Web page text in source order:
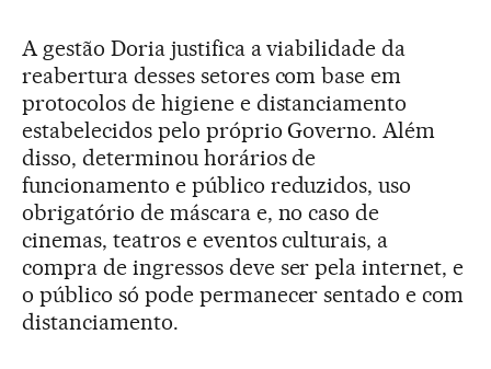
A gestão Doria justifica a viabilidade da
reabertura desses setores com base em
protocolos de higiene e distanciamento
estabelecidos pelo próprio Governo. Além
disso, determinou horários de
funcionamento e público reduzidos, uso
obrigatório de máscara e, no caso de
cinemas, teatros e eventos culturais, a
compra de ingressos deve ser pela internet, e
o público só pode permanecer sentado e com
distanciamento.